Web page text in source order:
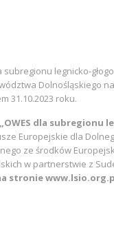
legnicko-
Dolnośląskiego
31.10.2023 roku.
dla subregionu
Europejskie dla
ze środków
w partnerstwie z
stronie